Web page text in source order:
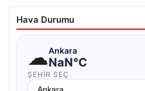
Hava Durumu
☁Ankara
NaN°C
ŞEHIR SEÇ